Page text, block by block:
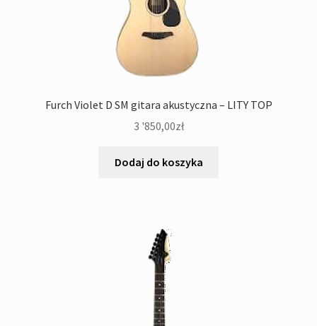
Furch Violet D SM gitara akustyczna – LITY TOP
3 '850,00zł
Dodaj do koszyka